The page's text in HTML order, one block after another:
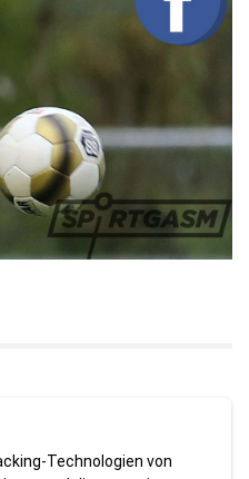
mit 2:0
Technologien von